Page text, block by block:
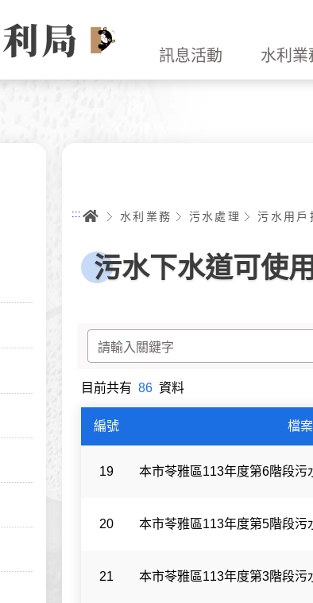
訊息活動 水利業
::: 首頁水利業務 污水處理 污水用戶
污水下水道可使
目前共有 86 資料
編號
檔
19 本市苓雅區113年度第6階段污
20 本市苓雅區113年度第5階段污
21 本市苓雅區113年度第3階段污